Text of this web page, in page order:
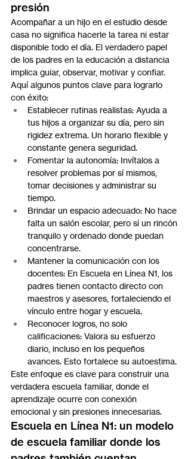
presión
Acompañar a un hijo en el estudio desde
casa no significa hacerle la tarea ni estar
disponible todo el día. El verdadero papel
de los padres en la educación a distancia
implica guiar, observar, motivar y confiar.
Aquí algunos puntos clave para lograrlo
con éxito:
Establecer rutinas realistas: Ayuda a
tus hijos a organizar su día, pero sin
rigidez extrema. Un horario flexible y
constante genera seguridad.
Fomentar la autonomía: Invítalos a
resolver problemas por sí mismos,
tomar decisiones y administrar su
tiempo.
Brindar un espacio adecuado: No hace
falta un salón escolar, pero sí un rincón
tranquilo y ordenado donde puedan
concentrarse.
Mantener la comunicación con los
docentes: En Escuela en Línea N1, los
padres tienen contacto directo con
maestros y asesores, fortaleciendo el
vínculo entre hogar y escuela.
Reconocer logros, no solo
calificaciones: Valora su esfuerzo
diario, incluso en los pequeños
avances. Esto fortalece su autoestima.
Este enfoque es clave para construir una
verdadera escuela familiar, donde el
aprendizaje ocurre con conexión
emocional y sin presiones innecesarias.
Escuela en Línea N1: un modelo
de escuela familiar donde los